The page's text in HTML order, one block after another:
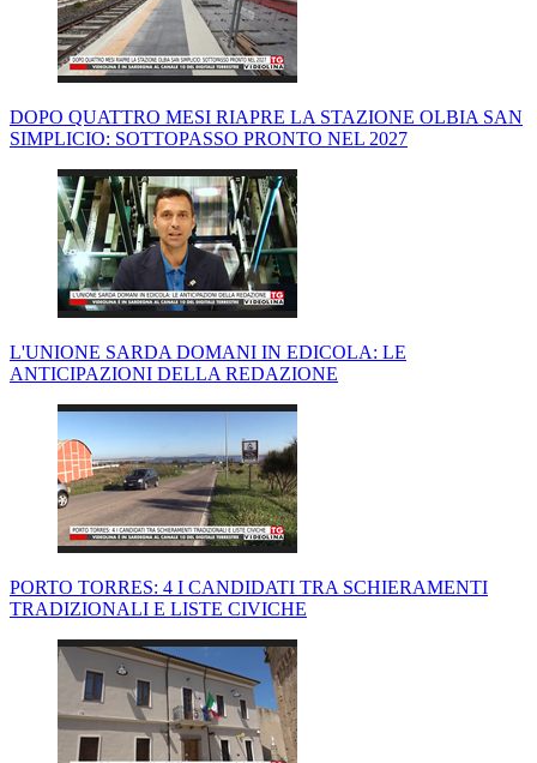
DOPO QUATTRO MESI RIAPRE LA STAZIONE OLBIA SAN
SIMPLICIO: SOTTOPASSO PRONTO NEL 2027
L'UNIONE SARDA DOMANI IN EDICOLA: LE
ANTICIPAZIONI DELLA REDAZIONE
PORTO TORRES: 4 I CANDIDATI TRA SCHIERAMENTI
TRADIZIONALI E LISTE CIVICHE